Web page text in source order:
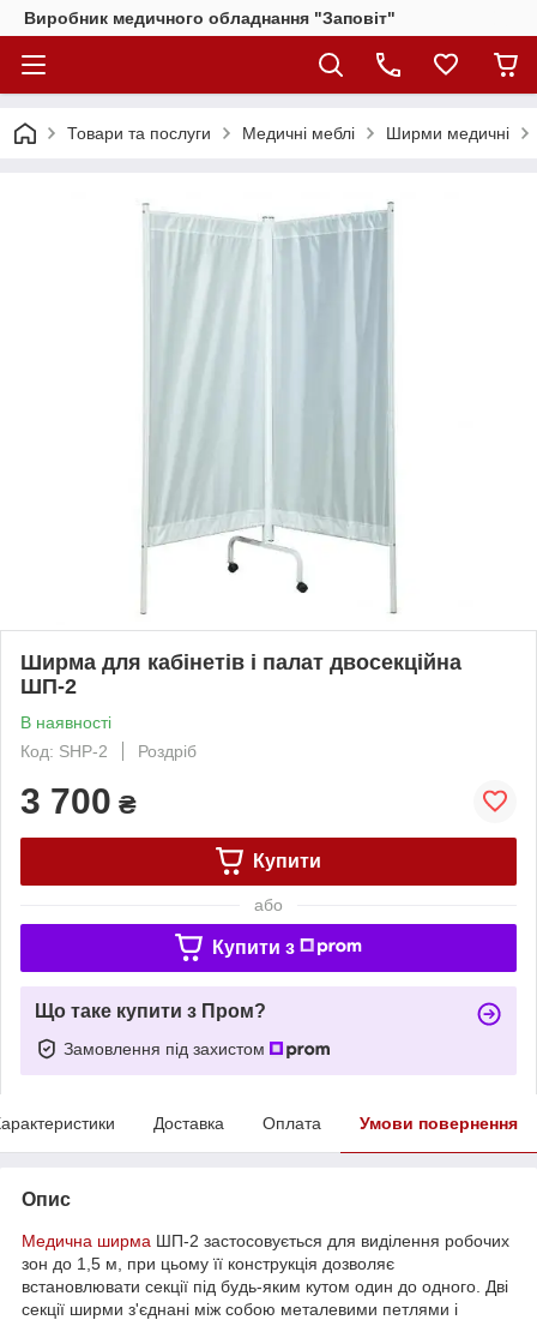
Виробник медичного обладнання "Заповіт"
Товари та послуги Медичні меблі Ширми медичні
Ширма для кабінетів і палат двосекційна
ШП-2
В наявності
Код: SHP-2
Роздріб
3 700 ₴
Купити
або
Купити з
Що таке купити з Пром?
Замовлення під захистом
Доставка Оплата Умови повернення
Опис
Медична ширма ШП-2 застосовується для виділення робочих
зон до 1,5 м, при цьому її конструкція дозволяє
встановлювати секції під будь-яким кутом один до одного. Дві
секції ширми з'єднані між собою металевими петлями і